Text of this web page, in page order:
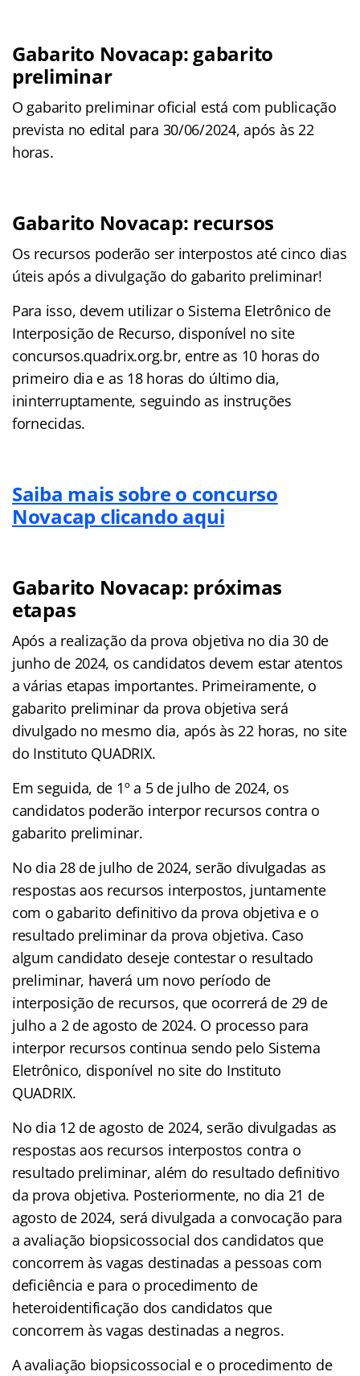
Gabarito Novacap: gabarito
preliminar
O gabarito preliminar oficial está com publicação
prevista no edital para 30/06/2024, após às 22
horas.
Gabarito Novacap: recursos
Os recursos poderão ser interpostos até cinco dias
úteis após a divulgação do gabarito preliminar!
Para isso, devem utilizar o Sistema Eletrônico de
Interposição de Recurso, disponível no site
concursos.quadrix.org.br, entre as 10 horas do
primeiro dia e as 18 horas do último dia,
ininterruptamente, seguindo as instruções
fornecidas.
Saiba mais sobre o concurso
Novacap clicando aqui
Gabarito Novacap: próximas
etapas
Após a realização da prova objetiva no dia 30 de
junho de 2024, os candidatos devem estar atentos
a várias etapas importantes. Primeiramente, o
gabarito preliminar da prova objetiva será
divulgado no mesmo dia, após às 22 horas, no site
do Instituto QUADRIX.
Em seguida, de 1º a 5 de julho de 2024, os
candidatos poderão interpor recursos contra o
gabarito preliminar.
No dia 28 de julho de 2024, serão divulgadas as
respostas aos recursos interpostos, juntamente
com o gabarito definitivo da prova objetiva e o
resultado preliminar da prova objetiva. Caso
algum candidato deseje contestar o resultado
preliminar, haverá um novo período de
interposição de recursos, que ocorrerá de 29 de
julho a 2 de agosto de 2024. O processo para
interpor recursos continua sendo pelo Sistema
Eletrônico, disponível no site do Instituto
QUADRIX.
No dia 12 de agosto de 2024, serão divulgadas as
respostas aos recursos interpostos contra o
resultado preliminar, além do resultado definitivo
da prova objetiva. Posteriormente, no dia 21 de
agosto de 2024, será divulgada a convocação para
a avaliação biopsicossocial dos candidatos que
concorrem às vagas destinadas a pessoas com
deficiência e para o procedimento de
heteroidentificação dos candidatos que
concorrem às vagas destinadas a negros.
A avaliação biopsicossocial e o procedimento de